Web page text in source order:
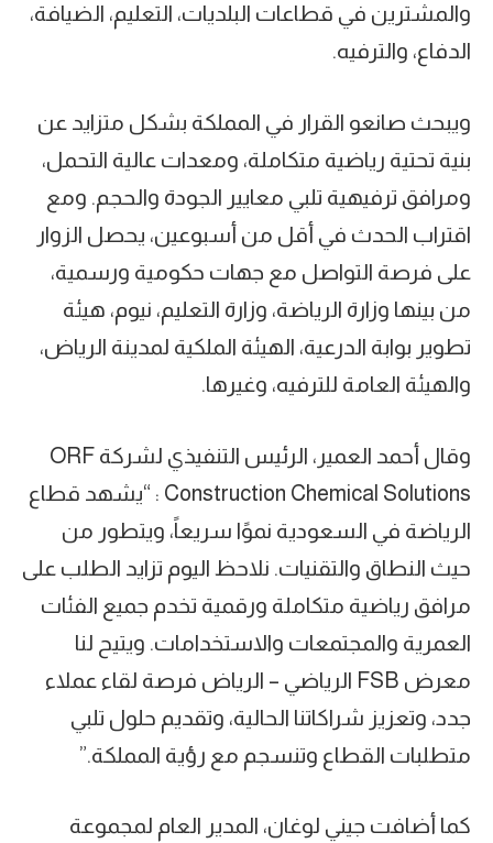
والمشترين في قطاعات البلديات، التعليم، الضيافة،
الدفاع، والترفيه.
ويبحث صانعو القرار في المملكة بشكل متزايد عن
بنية تحتية رياضية متكاملة، ومعدات عالية التحمل،
ومرافق ترفيهية تلبي معايير الجودة والحجم. ومع
اقتراب الحدث في أقل من أسبوعين، يحصل الزوار
على فرصة التواصل مع جهات حكومية ورسمية،
من بينها وزارة الرياضة، وزارة التعليم، نيوم، هيئة
تطوير بوابة الدرعية، الهيئة الملكية لمدينة الرياض،
والهيئة العامة للترفيه، وغيرها.
وقال أحمد العمير، الرئيس التنفيذي لشركة ORF
Construction Chemical Solutions : “يشهد قطاع
الرياضة في السعودية نموًا سريعاً، ويتطور من
حيث النطاق والتقنيات. نلاحظ اليوم تزايد الطلب على
مرافق رياضية متكاملة ورقمية تخدم جميع الفئات
العمرية والمجتمعات والاستخدامات. ويتيح لنا
معرض FSB الرياضي – الرياض فرصة لقاء عملاء
جدد، وتعزيز شراكاتنا الحالية، وتقديم حلول تلبي
متطلبات القطاع وتنسجم مع رؤية المملكة.”
كما أضافت جيني لوغان، المدير العام لمجموعة